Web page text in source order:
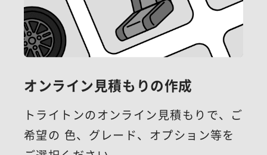
オンライン見積もりの作成
トライトンのオンライン見積もりで、
ご
希望の 色、グレード、オプション等を